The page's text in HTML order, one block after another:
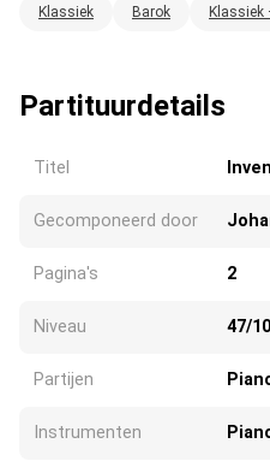
Klassiek Barok Klassiek
Partituurdetails
Titel
Gecomponeerd door
Pagina's 2
Niveau 47/
Partijen
Instrumenten